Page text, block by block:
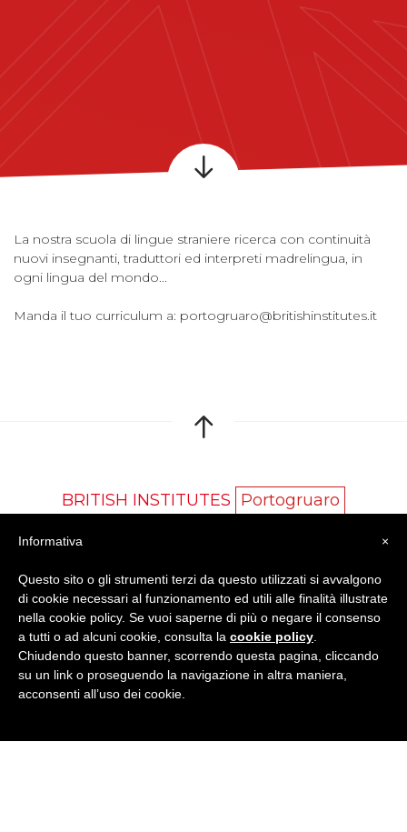
La nostra scuola di lingue straniere ricerca con continuità
nuovi insegnanti, traduttori ed interpreti madrelingua, in
ogni lingua del mondo...
Manda il tuo curriculum a: portogruaro@britishinstitutes.it
BRITISH INSTITUTES Portogruaro
Borgo Sant'Agnese N.55 - 30026 Portogruaro (VE)
P.Iva 04252640273
GET SOCIAL
×
Informativa
Questo sito o gli strumenti terzi da questo utilizzati si avvalgono
di cookie necessari al funzionamento ed utili alle finalità illustrate
nella cookie policy. Se vuoi saperne di più o negare il consenso
a tutti o ad alcuni cookie, consulta la cookie policy
Chiudendo questo banner, scorrendo questa pagina, cliccando
su un link o proseguendo la navigazione in altra maniera,
acconsenti all’uso dei cookie.